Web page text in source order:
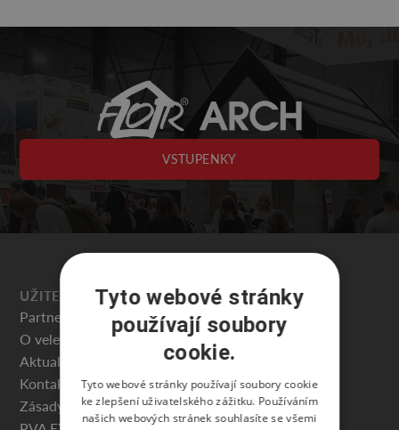
VSTUPENKY
UŽITEČNÉ
Partneři veletrhu
O veletrhu
Aktuality
Kontakty
Zásady ochrany osobních údajů
Tyto webové stránky
používají soubory
cookie.
Tyto webové stránky používají soubory cookie
ke zlepšení uživatelského zážitku. Používáním
našich webových stránek souhlasíte se všemi